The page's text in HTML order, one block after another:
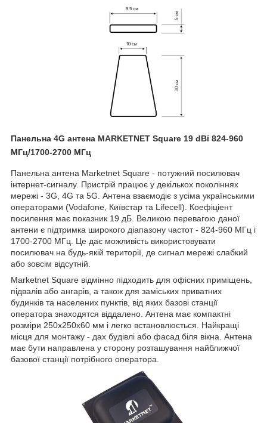
Панельна 4G антена MARKETNET Square 19 dBi 824-960
МГц/1700-2700 МГц
Панельна антена Marketnet Square - потужний посилювач
інтернет-сигналу. Пристрій працює у декількох поколіннях
мережі - 3G, 4G та 5G. Антена взаємодіє з усіма українськими
операторами (Vodafone, Київстар та Lifecell). Коефіціент
посилення має показник 19 дБ. Великою перевагою даної
антени є підтримка широкого діапазону частот - 824-960 МГц і
1700-2700 МГц. Це дає можливість використовувати
посилювач на будь-якій території, де сигнал мережі слабкий
або зовсім відсутній.
Marketnet Square відмінно підходить для офісних приміщень,
підвалів або ангарів, а також для заміських приватних
будинків та населених пунктів, від яких базові станції
оператора знаходятся віддалено. Антена має компактні
розміри 250х250х60 мм і легко встановлюється. Найкращі
місця для монтажу - дах будівлі або фасад біля вікна. Антена
має бути направлена у сторону розташування найближчої
базової станції потрібного оператора.